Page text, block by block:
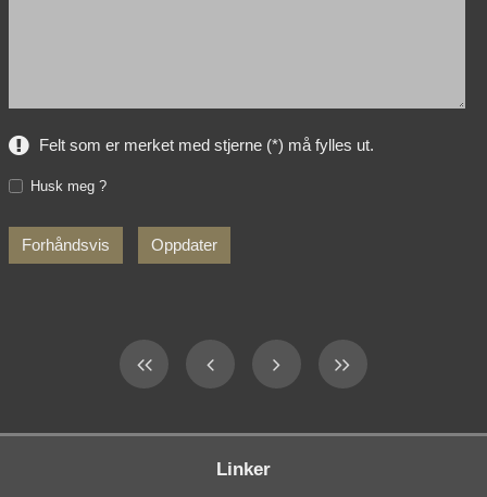
Felt som er merket med stjerne (*) må fylles ut.
Husk meg ?
Linker